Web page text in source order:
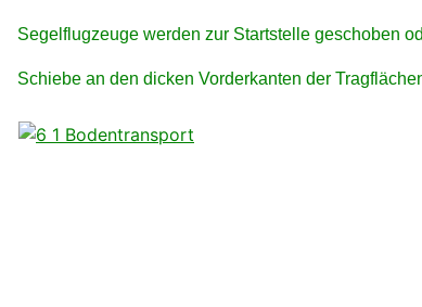
Segelflugzeuge werden zur Startstelle geschoben
Schiebe an den dicken Vorderkanten der